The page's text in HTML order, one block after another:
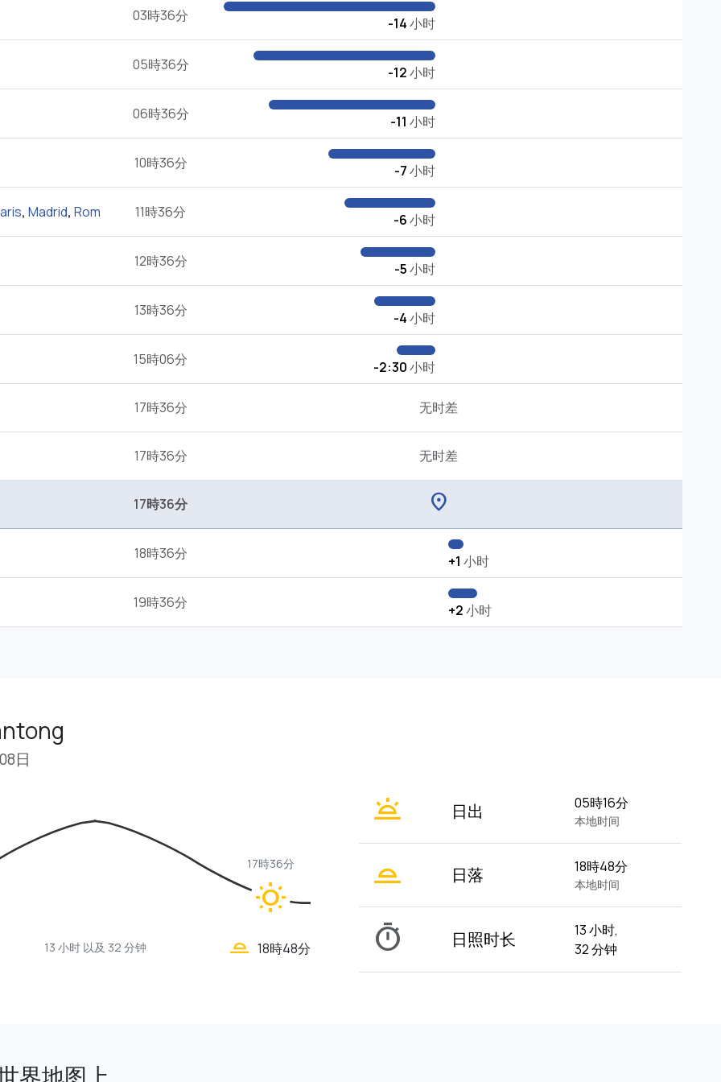
03時36分 -14小时
05時36分 -12小时
06時36分 -11 小时
10時36分 -7小时
, Madrid, Rom 11時36分 -6小时
12時36分 -5小时
13時36分 -4小时
15時06分 -2:30小时
17時36分 无时差
17時36分 无时差
17時36分 location_on
18時36分 +1 小时
19時36分 +2小时
日
wb_sunny
17時36分
13 小时 以及 32 分钟 wb_twilight_2 18時48分
wb_twilight 日出 05時16分
本地时间
wb_twilight_2 日落 18時48分
本地时间
timer 日照时长
13 小时,
32 分钟
界地图上